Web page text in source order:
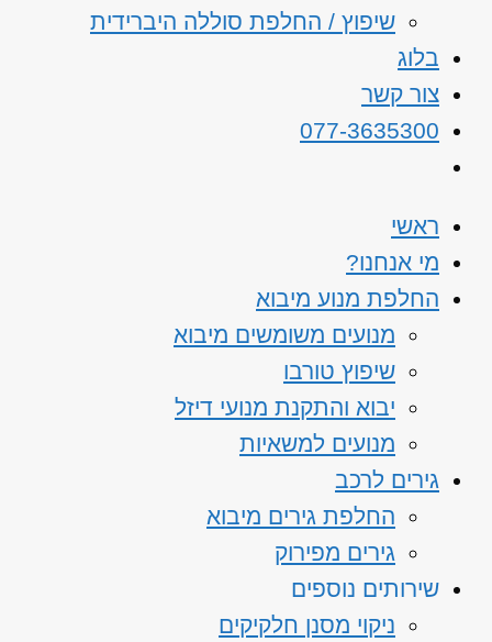
שיפוץ / החלפת סוללה היברידית
בלוג
צור קשר
077-3635300
ראשי
מי אנחנו?
החלפת מנוע מיבוא
מנועים משומשים מיבוא
שיפוץ טורבו
יבוא והתקנת מנועי דיזל
מנועים למשאיות
גירים לרכב
החלפת גירים מיבוא
גירים מפירוק
שירותים נוספים
ניקוי מסנן חלקיקים